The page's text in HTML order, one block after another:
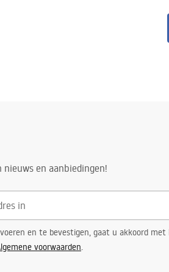
en aanbiedingen!
en te bevestigen, gaat u akkoord
voorwaarden.